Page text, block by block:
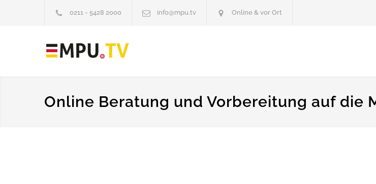
0211 - 5428 2000 info@mpu.tv Online & vor Ort
Online Beratung und Vorbereitung auf die